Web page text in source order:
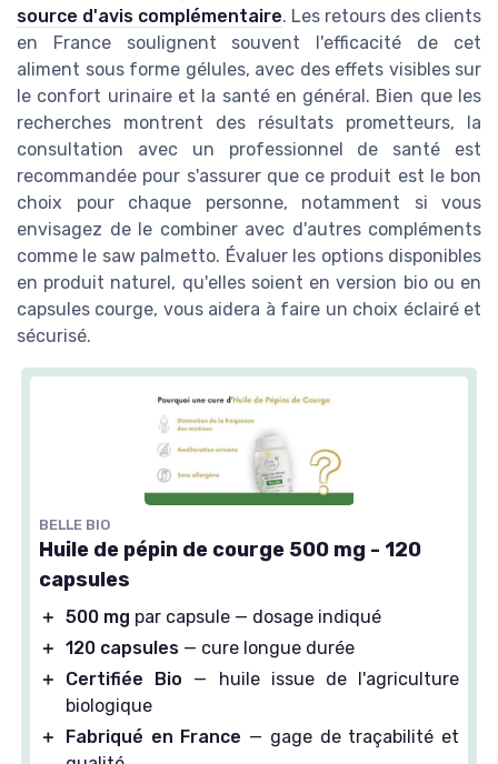
source d'avis complémentaire. Les retours des clients
en France soulignent souvent l'efficacité de cet
aliment sous forme gélules, avec des effets visibles sur
le confort urinaire et la santé en général. Bien que les
recherches montrent des résultats prometteurs, la
consultation avec un professionnel de santé est
recommandée pour s'assurer que ce produit est le bon
choix pour chaque personne, notamment si vous
envisagez de le combiner avec d'autres compléments
comme le saw palmetto. Évaluer les options disponibles
en produit naturel, qu'elles soient en version bio ou en
capsules courge, vous aidera à faire un choix éclairé et
sécurisé.
BELLE BIO
Huile de pépin de courge 500 mg - 120
capsules
＋ 500 mg par capsule — dosage indiqué
＋ 120 capsules — cure longue durée
＋
Certifiée Bio — huile issue de l'agriculture
biologique
＋
Fabriqué en France — gage de traçabilité et